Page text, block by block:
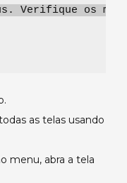
Verifique os
as telas usando
menu, abra a tela